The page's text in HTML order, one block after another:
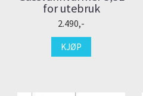
for utebruk
2.490,-
KJØP